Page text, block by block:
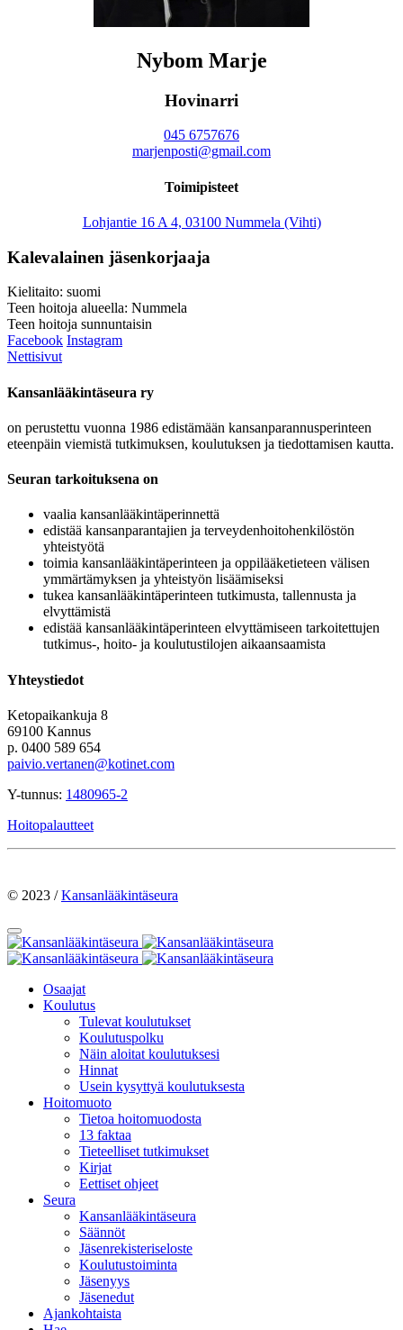
Nybom Marje
Hovinarri
045 6757676
marjenposti@gmail.com
Toimipisteet
Lohjantie 16 A 4, 03100 Nummela (Vihti)
Kalevalainen jäsenkorjaaja
Kielitaito: suomi
Teen hoitoja alueella: Nummela
Teen hoitoja sunnuntaisin
Facebook Instagram
Nettisivut
Kansanlääkintäseura ry
on perustettu vuonna 1986 edistämään kansanparannusperinteen
eteenpäin viemistä tutkimuksen, koulutuksen ja tiedottamisen kautta.
Seuran tarkoituksena on
vaalia kansanlääkintäperinnettä
edistää kansanparantajien ja terveydenhoitohenkilöstön
yhteistyötä
toimia kansanlääkintäperinteen ja oppilääketieteen välisen
ymmärtämyksen ja yhteistyön lisäämiseksi
tukea kansanlääkintäperinteen tutkimusta, tallennusta ja
elvyttämistä
edistää kansanlääkintäperinteen elvyttämiseen tarkoitettujen
tutkimus-, hoito- ja koulutustilojen aikaansaamista
Yhteystiedot
Ketopaikankuja 8
69100 Kannus
p. 0400 589 654
paivio.vertanen@kotinet.com
Y-tunnus: 1480965-2
Hoitopalautteet
© 2023 /Kansanlääkintäseura
Osaajat
Koulutus
Tulevat koulutukset
Koulutuspolku
Näin aloitat koulutuksesi
Hinnat
Usein kysyttyä koulutuksesta
Hoitomuoto
Tietoa hoitomuodosta
13 faktaa
Tieteelliset tutkimukset
Kirjat
Eettiset ohjeet
Seura
Kansanlääkintäseura
Säännöt
Jäsenrekisteriseloste
Koulutustoiminta
Jäsenyys
Jäsenedut
Ajankohtaista